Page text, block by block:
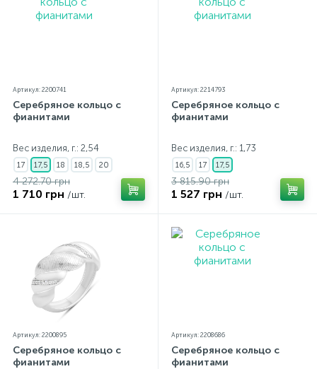
Артикул: 2200741
Серебряное кольцо с
фианитами
Вес изделия, г.: 2,54
17 17,5 18 18,5 20
4 272.70 грн
1 710 грн /шт.
Артикул: 2214793
Серебряное кольцо с
фианитами
Вес изделия, г.: 1,73
16,5 17 17,5
3 815.90 грн
1 527 грн /шт.
Артикул: 2200895
Серебряное кольцо с
фианитами
Артикул: 2208686
Серебряное кольцо с
фианитами